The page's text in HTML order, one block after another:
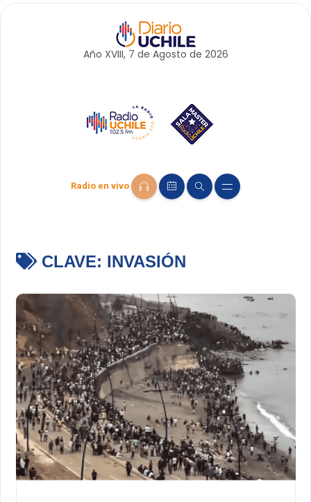
Año XVIII, 7 de Agosto de 2026
Radio en vivo
CLAVE: INVASIÓN